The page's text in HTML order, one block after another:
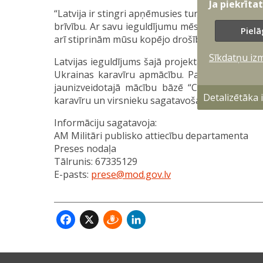
“Latvija ir stingri apņēmusies turpināt
brīvību. Ar savu ieguldījumu mēs ne tikai
arī stiprinām mūsu kopējo drošību Baltijas
Latvijas ieguldījums šajā projektā ietver 42
Ukrainas karavīru apmācību. Papildus tam
jaunizveidotajā mācību bāzē “Camp
karavīru un virsnieku sagatavošana
Informāciju sagatavoja:
AM Militāri publisko attiecību departamenta
Preses nodaļa
Tālrunis: 67335129
E-pasts: prese@mod.gov.lv
Facebook
X Draugiem
Ja
Sīkdatņu
Detalizētāka